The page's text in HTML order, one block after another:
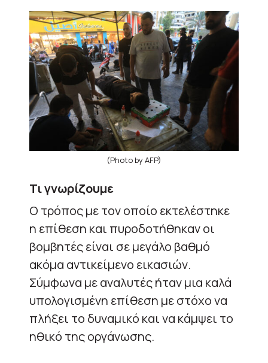
(Photo by AFP)
Τι γνωρίζουμε
Ο τρόπος με τον οποίο εκτελέστηκε
η επίθεση και πυροδοτήθηκαν οι
βομβητές είναι σε μεγάλο βαθμό
ακόμα αντικείμενο εικασιών.
Σύμφωνα με αναλυτές ήταν μια καλά
υπολογισμένη επίθεση με στόχο να
πλήξει το δυναμικό και να κάμψει το
ηθικό της οργάνωσης.